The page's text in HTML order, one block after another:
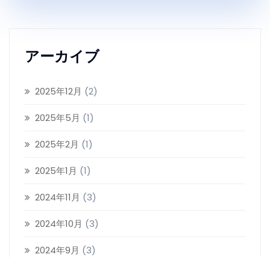
アーカイブ
2025年12月 (2)
2025年5月 (1)
2025年2月 (1)
2025年1月 (1)
2024年11月 (3)
2024年10月 (3)
2024年9月 (3)